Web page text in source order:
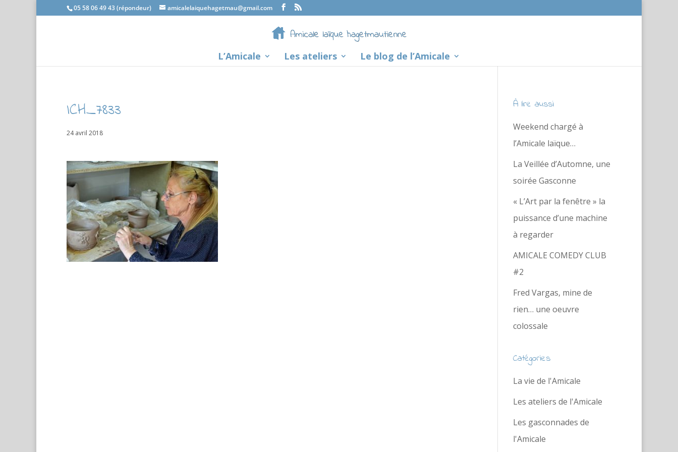
05 58 06 49 43 (répondeur) amicalelaiquehagetmau@gmail.com
L’Amicale Les ateliers Le blog de l’Amicale
ICH_7833
24 avril 2018
À lire aussi
Weekend chargé à
l’Amicale laïque…
La Veillée d’Automne, une
soirée Gasconne
« L’Art par la fenêtre » la
puissance d’une machine
à regarder
AMICALE COMEDY CLUB
#2
Fred Vargas, mine de
rien… une oeuvre
colossale
Catégories
La vie de l'Amicale
Les ateliers de l'Amicale
Les gasconnades de
l'Amicale